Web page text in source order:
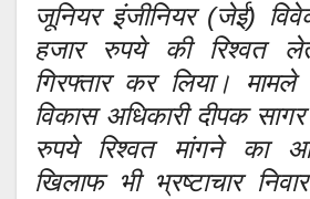
जूनियर इंजीनियर (जेई)
हजार रुपये की रिश्वत
गिरफ्तार कर लिया।
विकास अधिकारी दीपक
रुपये रिश्वत मांगने का
खिलाफ भी भ्रष्टाचार